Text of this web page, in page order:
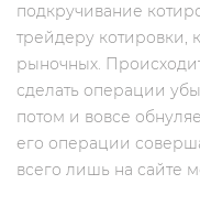
подкручивание
трейдеру котировки,
рыночных.
сделать операции
потом и вовсе
его операции
всего лишь на сайте